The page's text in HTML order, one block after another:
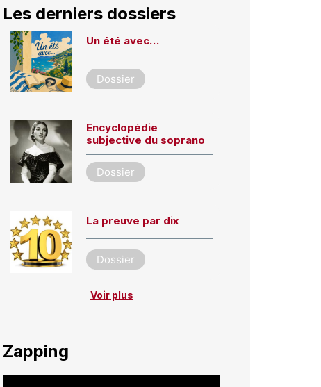
Les derniers dossiers
Un été avec…
Dossier
Encyclopédie
subjective du soprano
Dossier
La preuve par dix
Dossier
Voir plus
Zapping